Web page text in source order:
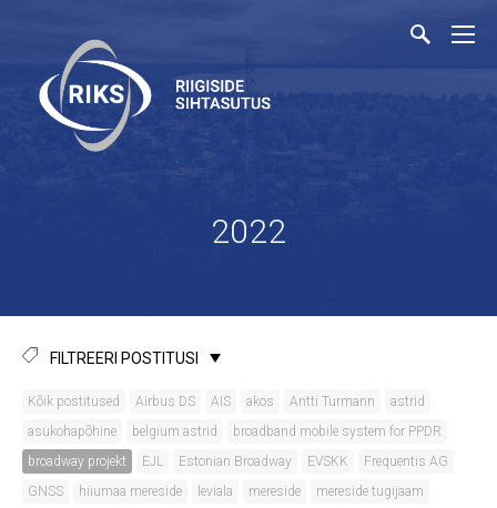
2022
FILTREERI POSTITUSI
Kõik postitused Airbus DS AIS akos Antti Turmann
astrid
asukohapõhine
belgium astrid
broadband mobile system for PPDR
broadway projekt
EJL Estonian Broadway EVSKK
Frequentis AG
GNSS
hiiumaa mereside leviala mereside
mereside tugijaam